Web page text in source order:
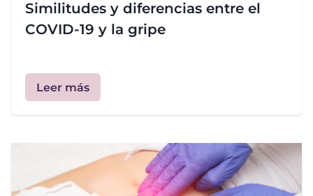
Similitudes y diferencias entre el
COVID-19 y la gripe
Leer más